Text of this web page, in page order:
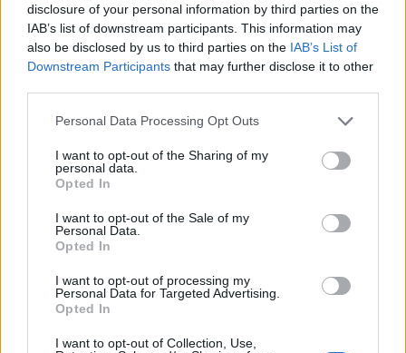
disclosure of your personal information by third parties on the
IAB’s list of downstream participants. This information may
also be disclosed by us to third parties on the IAB’s List of
Downstream Participants that may further disclose it to other
Please note that this website/app uses one or more Google
not limited to your visit or usage behaviour. You may click to
grant or deny consent to Google and its third-party tags to
use your data for below specified purposes in below Google
consent section.
Personal Data Processing Opt Outs
I want to opt-out of the Sharing of my
personal data.
Opted In
I want to opt-out of the Sale of my
Personal Data.
Opted In
I want to opt-out of processing my
Personal Data for Targeted Advertising.
Opted In
I want to opt-out of Collection, Use,
Senza Cri e il suo percorso di guarigione: dalle
cicatrici alla libertà
PEOPLE